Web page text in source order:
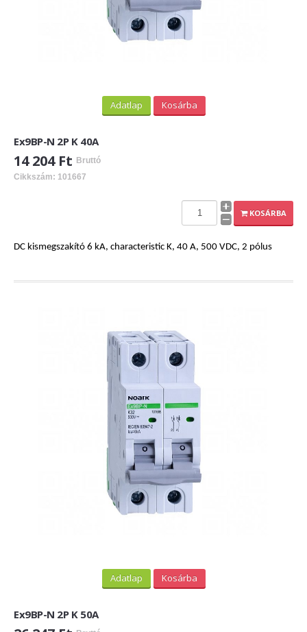
Adatlap Kosárba
Ex9BP-N 2P K 40A
14 204 Ft Bruttó
Cikkszám: 101667
KOSÁRBA
DC kismegszakító 6 kA, characteristic K, 40 A, 500 VDC, 2 pólus
Adatlap Kosárba
Ex9BP-N 2P K 50A